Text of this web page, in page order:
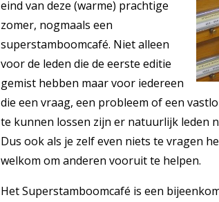
eind van deze (warme) prachtige
zomer, nogmaals een
superstamboomcafé. Niet alleen
voor de leden die de eerste editie
gemist hebben maar voor iedereen
die een vraag, een probleem of een
te kunnen lossen zijn er natuurlijk leden
Dus ook als je zelf even niets te vragen
welkom om anderen vooruit te helpen.
Het Superstamboomcafé is een